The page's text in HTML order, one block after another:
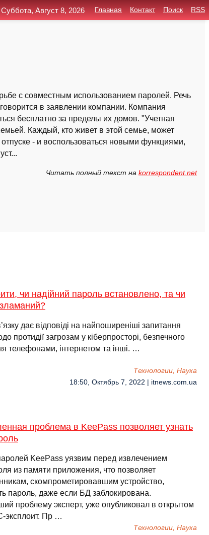
с совместным использованием паролей. Речь
в заявлении компании. Компания
бесплатно за пределы их домов. "Учетная
Каждый, кто живет в этой семье, может
- и воспользоваться новыми функциями,
Читать полный текст на korrespondent.net
чи надійний пароль встановлено, та чи
дає відповіді на найпоширеніші запитання
протидії загрозам у кіберпросторі, безпечного
телефонами, інтернетом та інші. …
Технологии, Наука
18:50, Октябрь 7, 2022 | itnews.com.ua
проблема в KeePass позволяет узнать
KeePass уязвим перед извлечением
из памяти приложения, что позволяет
скомпрометировавшим устройство,
пароль, даже если БД заблокирована.
проблему эксперт, уже опубликовал в открытом
эксплоит. Пр …
Технологии, Наука
Август 8, 2026 Главная Контакт Поиск RSS